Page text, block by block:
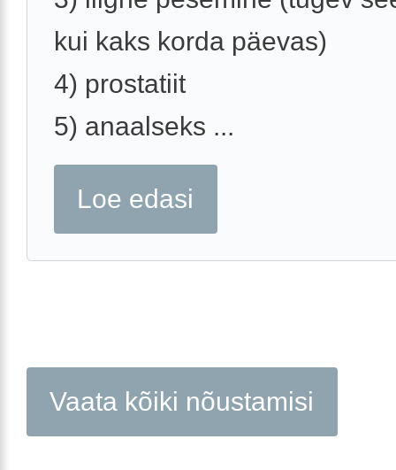
kui kaks korda päevas)
4) prostatiit
5) anaalseks ...
Loe edasi
Vaata kõiki nõustamisi